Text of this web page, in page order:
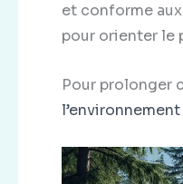
et conforme
pour orienter le
Pour prolonger
l’environnement